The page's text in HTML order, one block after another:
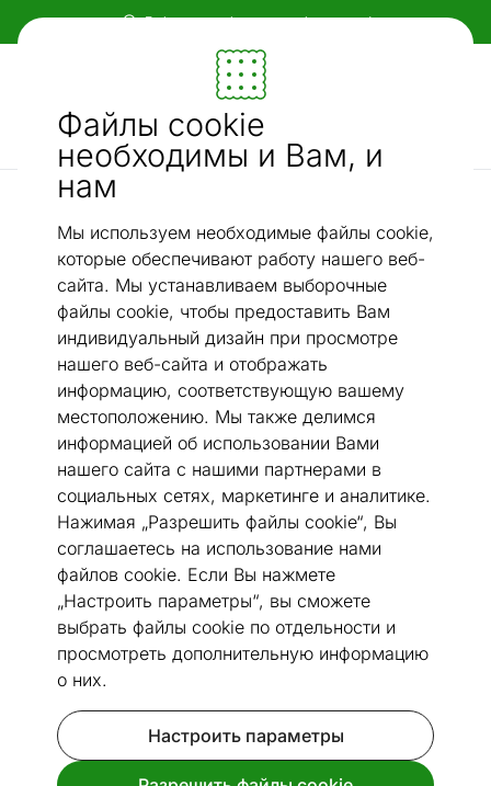
Файлы cookie
необходимы и Вам, и
нам
Мы используем необходимые файлы cookie,
которые обеспечивают работу нашего веб-
сайта. Мы устанавливаем выборочные
файлы cookie, чтобы предоставить Вам
индивидуальный дизайн при просмотре
нашего веб-сайта и отображать
информацию, соответствующую вашему
местоположению. Мы также делимся
информацией об использовании Вами
нашего сайта с нашими партнерами в
социальных сетях, маркетинге и аналитике.
Нажимая „Разрешить файлы cookie“, Вы
соглашаетесь на использование нами
файлов cookie. Если Вы нажмете
„Настроить параметры“, вы сможете
выбрать файлы cookie по отдельности и
просмотреть дополнительную информацию
о них.
Настроить параметры
Бесплатная доставка по всей Эстонии!
Мебель и убранство - ON24
Ищи...
П-образные диваны
Перейти к слайду 1
Перейти к слайду 2
Перейти к слайду 3
Перейти к слайду 4
Перейти к слайду 5
Размеры Посмотреть похожие
Код 403613
Срок доставки между 28.08 - 04.09